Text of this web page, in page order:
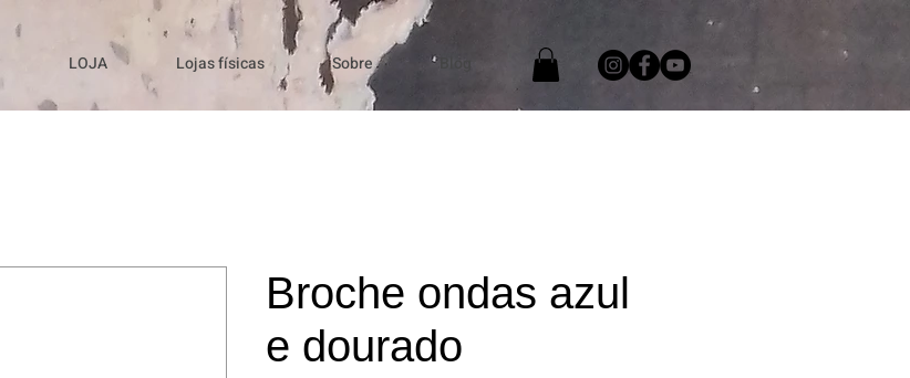
LOJA Lojas físicas Sobre
Broche ondas azul
e dourado